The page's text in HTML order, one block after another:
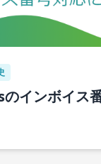
インボイス